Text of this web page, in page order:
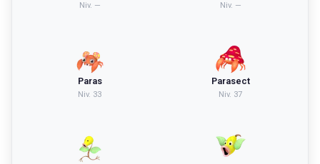
Niv. — Niv. —
Paras
Niv. 33
Parasect
Niv. 37